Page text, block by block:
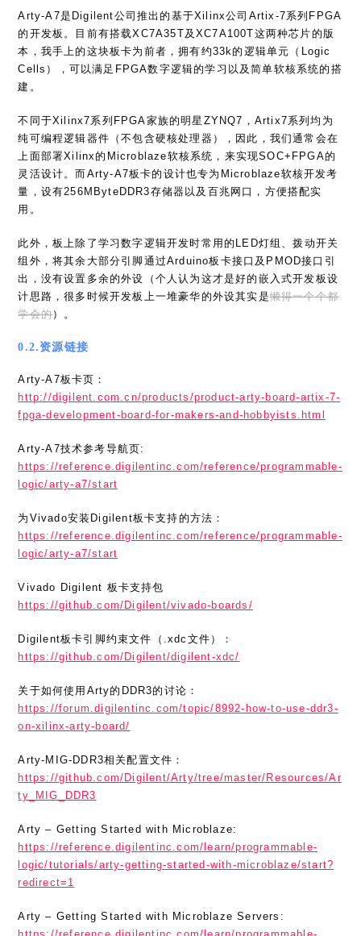
Arty-A7是Digilent公司推出的基于Xilinx公司Artix-7系列FPGA
的开发板。目前有搭载XC7A35T及XC7A100T这两种芯片的版
本，我手上的这块板卡为前者，拥有约33k的逻辑单元（Logic
Cells），可以满足FPGA数字逻辑的学习以及简单软核系统的搭
建。
不同于Xilinx7系列FPGA家族的明星ZYNQ7，Artix7系列均为
纯可编程逻辑器件（不包含硬核处理器），因此，我们通常会在
上面部署Xilinx的Microblaze软核系统，来实现SOC+FPGA的
灵活设计。而Arty-A7板卡的设计也专为Microblaze软核开发考
量，设有256MByteDDR3存储器以及百兆网口，方便搭配实
用。
此外，板上除了学习数字逻辑开发时常用的LED灯组、拨动开关
组外，将其余大部分引脚通过Arduino板卡接口及PMOD接口引
出，没有设置多余的外设（个人认为这才是好的嵌入式开发板设
计思路，很多时候开发板上一堆豪华的外设其实是懒得一个个都
学会的）。
0.2.资源链接
Arty-A7板卡页：
http://digilent.com.cn/products/product-arty-board-artix-7-
fpga-development-board-for-makers-and-hobbyists.html
Arty-A7技术参考导航页:
https://reference.digilentinc.com/reference/programmable-
logic/arty-a7/start
为Vivado安装Digilent板卡支持的方法：
https://reference.digilentinc.com/reference/programmable-
logic/arty-a7/start
Vivado Digilent 板卡支持包
https://github.com/Digilent/vivado-boards/
Digilent板卡引脚约束文件（.xdc文件）：
https://github.com/Digilent/digilent-xdc/
关于如何使用Arty的DDR3的讨论：
https://forum.digilentinc.com/topic/8992-how-to-use-ddr3-
on-xilinx-arty-board/
Arty-MIG-DDR3相关配置文件：
https://github.com/Digilent/Arty/tree/master/Resources/Ar
ty_MIG_DDR3
Arty – Getting Started with Microblaze:
https://reference.digilentinc.com/learn/programmable-
logic/tutorials/arty-getting-started-with-microblaze/start?
redirect=1
Arty – Getting Started with Microblaze Servers: